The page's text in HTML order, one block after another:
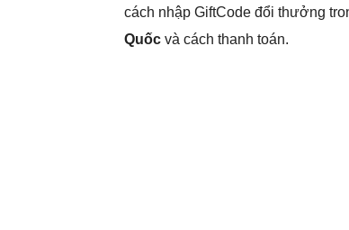
cách nhập GiftCode đổi thưởng
Quốc và cách thanh toán.